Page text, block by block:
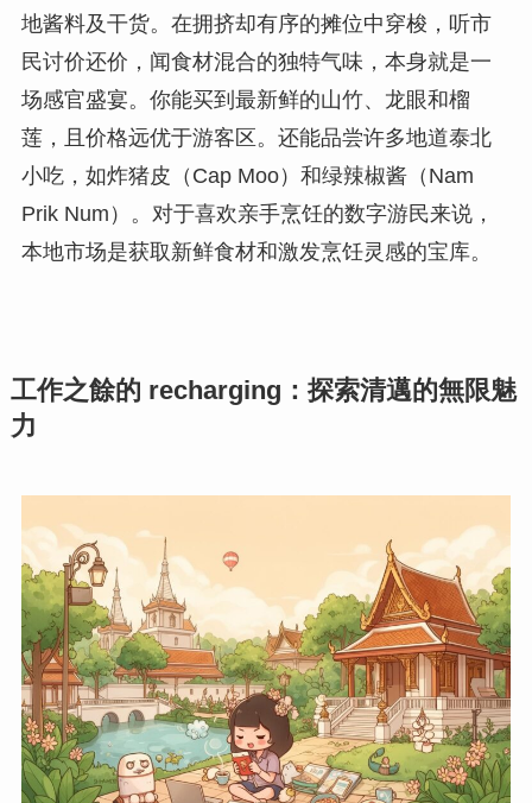
地酱料及干货。在拥挤却有序的摊位中穿梭，听市
民讨价还价，闻食材混合的独特气味，本身就是一
场感官盛宴。你能买到最新鲜的山竹、龙眼和榴
莲，且价格远优于游客区。还能品尝许多地道泰北
小吃，如炸猪皮（Cap Moo）和绿辣椒酱（Nam
Prik Num）。对于喜欢亲手烹饪的数字游民来说，
本地市场是获取新鲜食材和激发烹饪灵感的宝库。
工作之餘的 recharging：探索清邁的無限魅
力